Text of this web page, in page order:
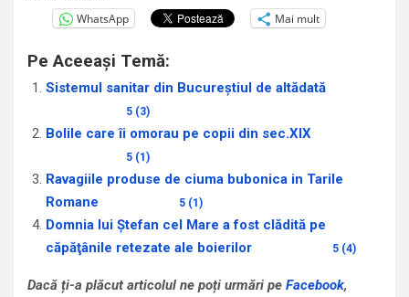
WhatsApp Mai mult
Pe Aceeași Temă:
Sistemul sanitar din Bucureștiul de altădată
5 (3)
Bolile care îi omorau pe copii din sec.XIX
5 (1)
Ravagiile produse de ciuma bubonica in Tarile
Romane
5 (1)
Domnia lui Ştefan cel Mare a fost clădită pe
căpăţânile retezate ale boierilor
5 (4)
Dacă ți-a plăcut articolul ne poți urmări pe Facebook,